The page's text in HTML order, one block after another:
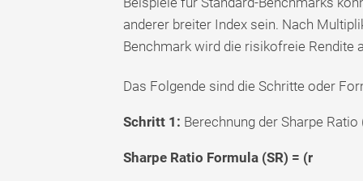
anderer breiter Index sein. Nach
Benchmark wird die risikofreie Rendite
Das Folgende sind die Schritte oder
Schritt 1: Berechnung der Sharpe
Sharpe Ratio Formula (SR) = (r